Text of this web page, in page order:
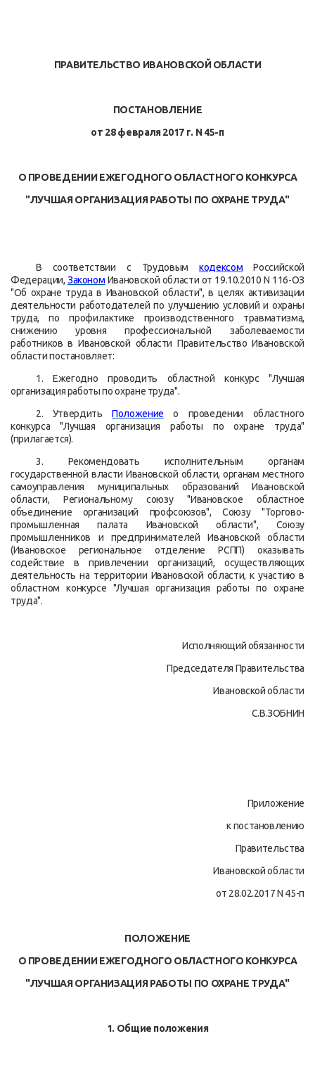
ПРАВИТЕЛЬСТВО ИВАНОВСКОЙ ОБЛАСТИ
ПОСТАНОВЛЕНИЕ
от 28 февраля 2017 г. N 45-п
О ПРОВЕДЕНИИ ЕЖЕГОДНОГО ОБЛАСТНОГО КОНКУРСА
"ЛУЧШАЯ ОРГАНИЗАЦИЯ РАБОТЫ ПО ОХРАНЕ ТРУДА"
В соответствии с Трудовымкодексом Российской
Федерации, Законом Ивановской области от 19.10.2010 N 116-ОЗ
"Об охране труда в Ивановской области", в целях активизации
деятельности работодателей по улучшению условий и охраны
труда, по профилактике производственного травматизма,
снижению уровня профессиональной заболеваемости
работников в Ивановской области Правительство Ивановской
области постановляет:
1. Ежегодно проводить областной конкурс "Лучшая
организация работы по охране труда".
2. УтвердитьПоложение о проведении областного
конкурса "Лучшая организация работы по охране труда"
(прилагается).
3. Рекомендовать исполнительным органам
государственной власти Ивановской области, органам местного
самоуправления муниципальных образований Ивановской
области, Региональному союзу "Ивановское областное
объединение организаций профсоюзов", Союзу "Торгово-
промышленная палата Ивановской области", Союзу
промышленников и предпринимателей Ивановской области
(Ивановское региональное отделение РСПП) оказывать
содействие в привлечении организаций, осуществляющих
деятельность на территории Ивановской области, к участию в
областном конкурсе "Лучшая организация работы по охране
труда".
Исполняющий обязанности
Председателя Правительства
Ивановской области
С.В.ЗОБНИН
Приложение
к постановлению
Правительства
Ивановской области
от 28.02.2017 N 45-п
ПОЛОЖЕНИЕ
О ПРОВЕДЕНИИ ЕЖЕГОДНОГО ОБЛАСТНОГО КОНКУРСА
"ЛУЧШАЯ ОРГАНИЗАЦИЯ РАБОТЫ ПО ОХРАНЕ ТРУДА"
1. Общие положения